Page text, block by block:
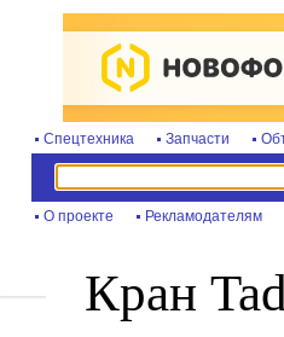
Спецтехника Запчасти
О проекте Рекламодателям
Кран